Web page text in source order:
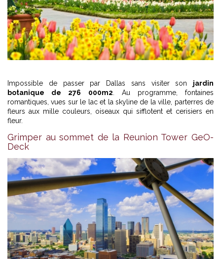
Impossible de passer par Dallas sans visiter son jardin
botanique de 276 000m2. Au programme, fontaines
romantiques, vues sur le lac et la skyline de la ville, parterres de
fleurs aux mille couleurs, oiseaux qui sifflotent et cerisiers en
fleur.
Grimper au sommet de la Reunion Tower GeO-
Deck